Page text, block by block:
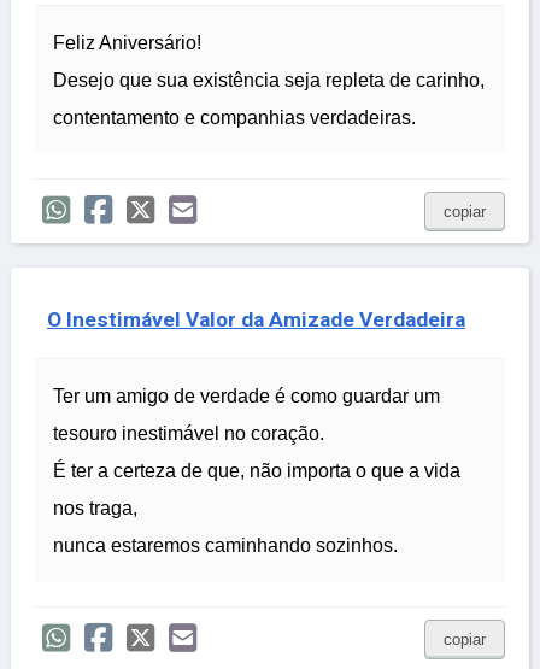
Feliz Aniversário!
Desejo que sua existência seja repleta de carinho,
contentamento e companhias verdadeiras.
copiar
O Inestimável Valor da Amizade Verdadeira
Ter um amigo de verdade é como guardar um
tesouro inestimável no coração.
É ter a certeza de que, não importa o que a vida
nos traga,
nunca estaremos caminhando sozinhos.
copiar